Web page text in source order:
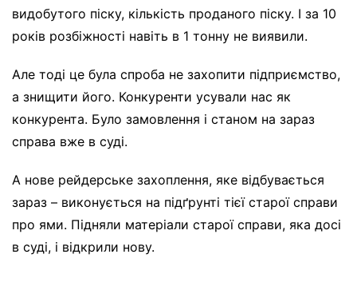
видобутого піску, кількість проданого піску. І за 10
років розбіжності навіть в 1 тонну не виявили.
Але тоді це була спроба не захопити підприємство,
а знищити його. Конкуренти усували нас як
конкурента. Було замовлення і станом на зараз
справа вже в суді.
А нове рейдерське захоплення, яке відбувається
зараз – виконується на підґрунті тієї старої справи
про ями. Підняли матеріали старої справи, яка досі
в суді, і відкрили нову.